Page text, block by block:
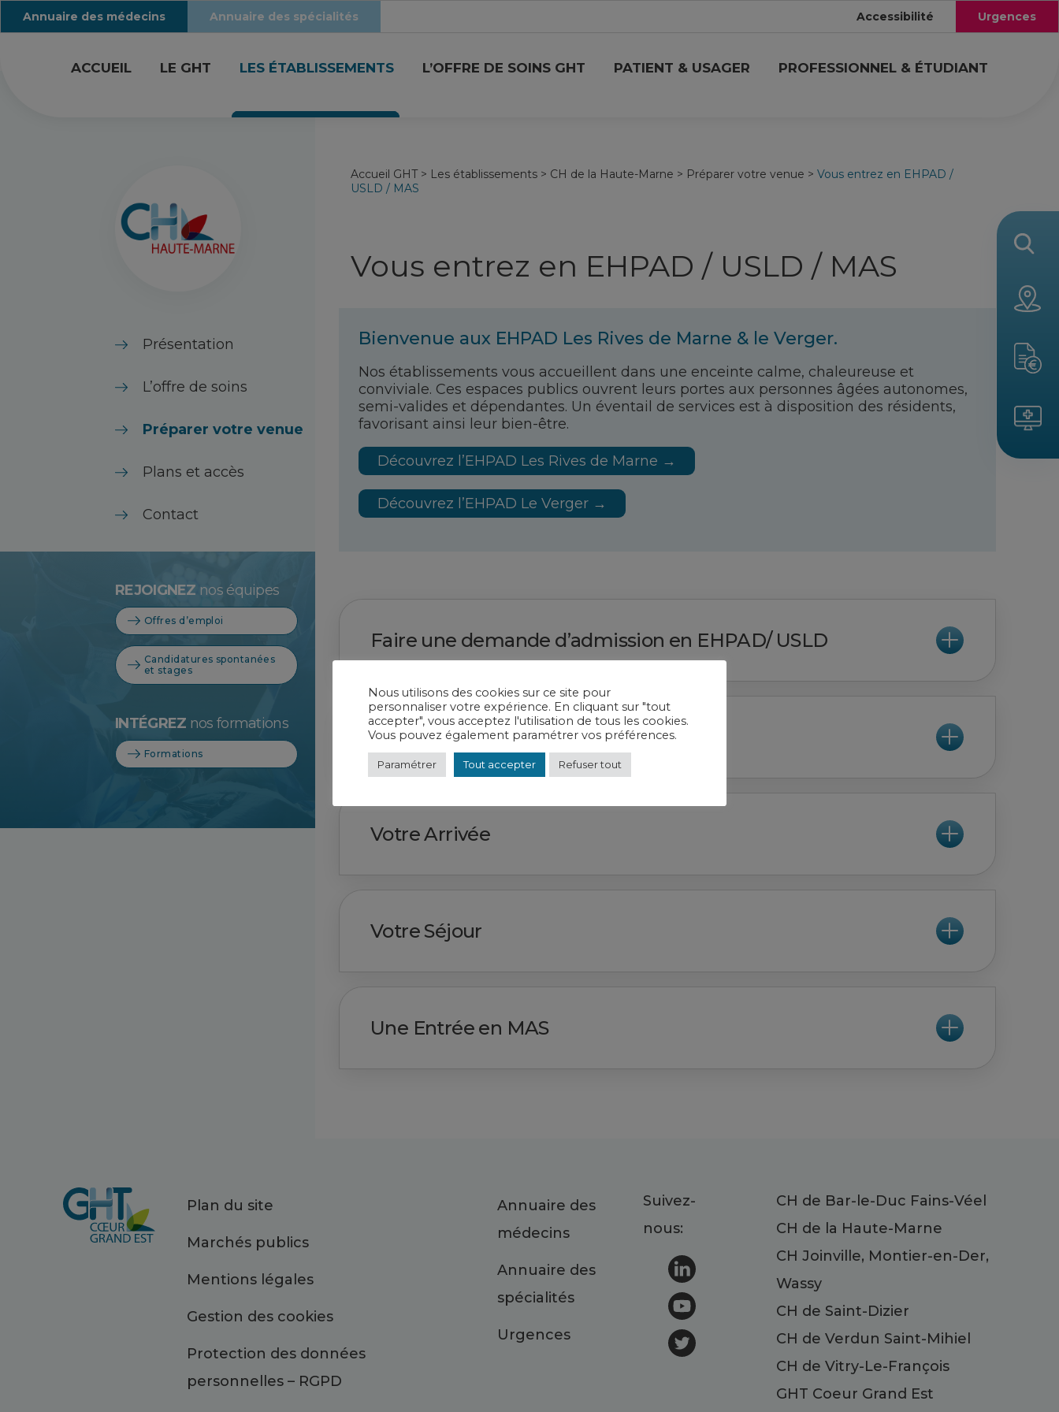
Annuaire des médecins Annuaire des spécialités Accessibilité Urgences
ACCUEIL LE GHT LES ÉTABLISSEMENTS L’OFFRE DE SOINS GHT PATIENT & USAGER PROFESSIONNEL & ÉTUDIANT
Présentation
L’offre de soins
Préparer votre venue
Plans et accès
Contact
REJOIGNEZ nos équipes
Offres d’emploi
Candidatures spontanées
et stages
INTÉGREZ nos formations
Formations
Accueil GHT> Les établissements > CH de la Haute-Marne > Préparer votre venue > Vous entrez en EHPAD /
USLD / MAS
Vous entrez en EHPAD / USLD / MAS
Bienvenue aux EHPAD Les Rives de Marne & le Verger.
Nos établissements vous accueillent dans une enceinte calme, chaleureuse et
conviviale. Ces espaces publics ouvrent leurs portes aux personnes âgées autonomes,
semi-valides et dépendantes. Un éventail de services est à disposition des résidents,
favorisant ainsi leur bien-être.
Découvrez l’EHPAD Les Rives de Marne →
Découvrez l’EHPAD Le Verger →
Faire une demande d’admission en EHPAD/ USLD
Préparer votre Entrée
Votre Arrivée
Votre Séjour
Une Entrée en MAS
Plan du site
Marchés publics
Mentions légales
Gestion des cookies
Protection des données
personnelles – RGPD
Annuaire des
médecins
Annuaire des
spécialités
Urgences
Suivez-
nous:
CH de Bar-le-Duc Fains-Véel
CH de la Haute-Marne
CH Joinville, Montier-en-Der,
Wassy
CH de Saint-Dizier
CH de Verdun Saint-Mihiel
CH de Vitry-Le-François
GHT Coeur Grand Est
Nous utilisons des cookies sur ce site pour
personnaliser votre expérience. En cliquant sur "tout
accepter", vous acceptez l'utilisation de tous les cookies.
Vous pouvez également paramétrer vos préférences.
Paramétrer Tout accepter Refuser tout